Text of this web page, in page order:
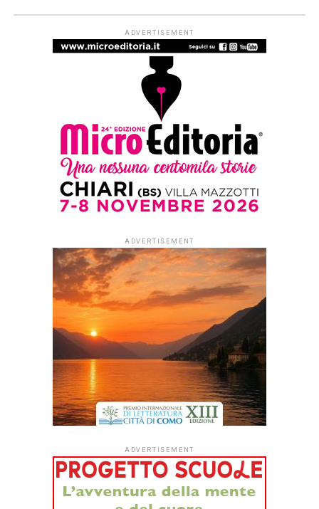
ADVERTISEMENT
ADVERTISEMENT
ADVERTISEMENT